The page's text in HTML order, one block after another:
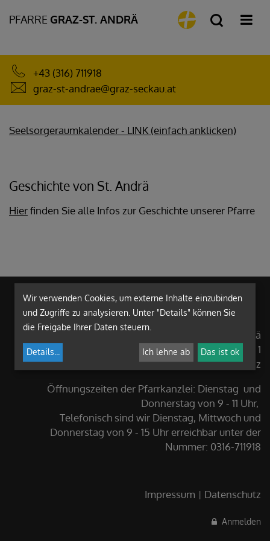
PFARRE GRAZ-ST. ANDRÄ
+43 (316) 711918
graz-st-andrae@graz-seckau.at
Seelsorgeraumkalender - LINK (einfach anklicken)
Geschichte von St. Andrä
Hierfinden Sie alle Infos zur Geschichte unserer Pfarre
Pfarre Graz-St. Andrä
St.-Andräplatz 1
8020 Graz
Öffnungszeiten der Pfarrkanzlei: Dienstag und
Donnerstag von 9 - 11 Uhr,
Telefonisch sind wir Dienstag, Mittwoch und
Donnerstag von 9 - 15 Uhr erreichbar unter der
Nummer: 0316-711918
Impressum Datenschutz
Anmelden
Wir verwenden Cookies, um externe Inhalte einzubinden
und Zugriffe zu analysieren. Unter "Details" können Sie
die Freigabe Ihrer Daten steuern.
Details Ich lehne ab Das ist ok